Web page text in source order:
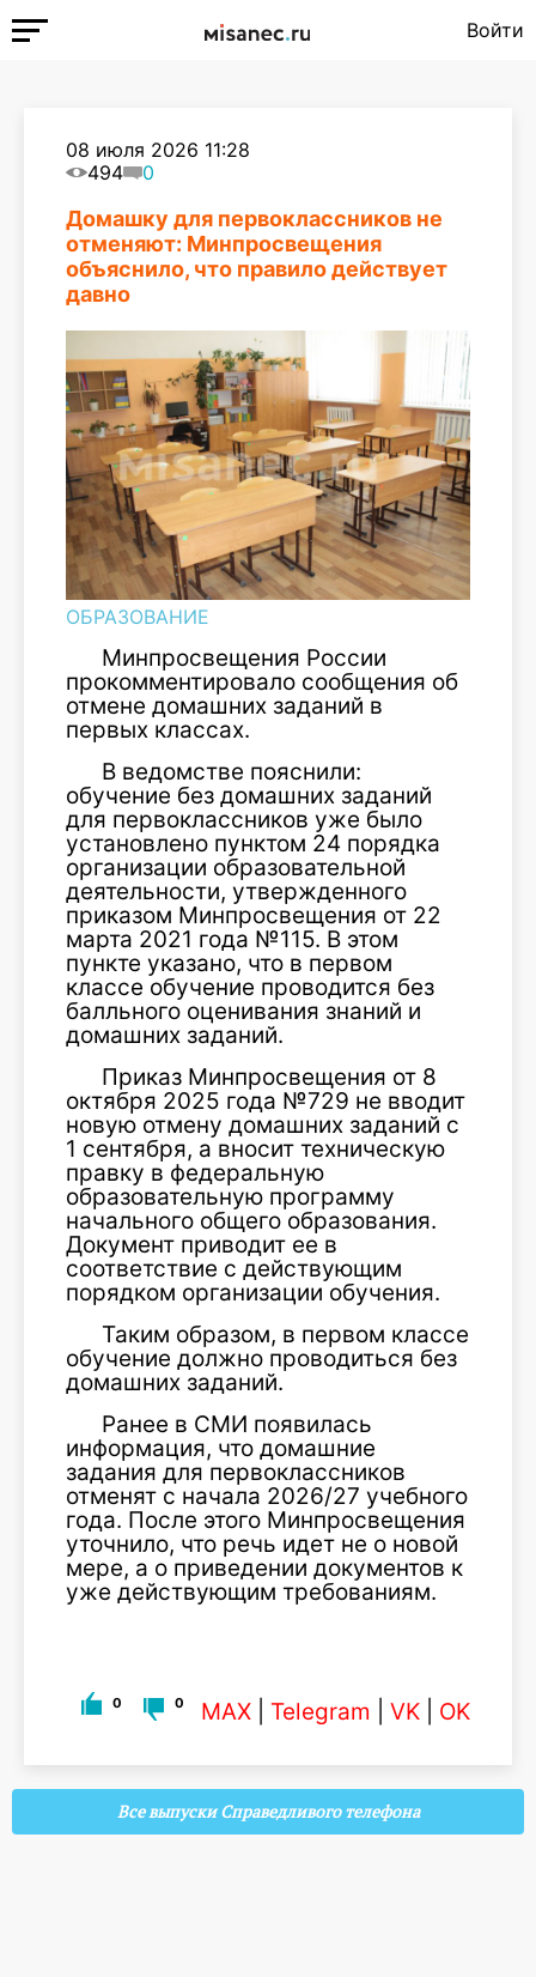
Войти
08 июля 2026 11:28
494
0
Домашку для первоклассников не
отменяют: Минпросвещения
объяснило, что правило действует
давно
ОБРАЗОВАНИЕ
Минпросвещения России
прокомментировало сообщения об
отмене домашних заданий в
первых классах.
В ведомстве пояснили:
обучение без домашних заданий
для первоклассников уже было
установлено пунктом 24 порядка
организации образовательной
деятельности, утвержденного
приказом Минпросвещения от 22
марта 2021 года №115. В этом
пункте указано, что в первом
классе обучение проводится без
балльного оценивания знаний и
домашних заданий.
Приказ Минпросвещения от 8
октября 2025 года №729 не вводит
новую отмену домашних заданий с
1 сентября, а вносит техническую
правку в федеральную
образовательную программу
начального общего образования.
Документ приводит ее в
соответствие с действующим
порядком организации обучения.
Таким образом, в первом классе
обучение должно проводиться без
домашних заданий.
Ранее в СМИ появилась
информация, что домашние
задания для первоклассников
отменят с начала 2026/27 учебного
года. После этого Минпросвещения
уточнило, что речь идет не о новой
мере, а о приведении документов к
уже действующим требованиям.
0 0 MAX Telegram VK OK
Все выпуски Справедливого телефона